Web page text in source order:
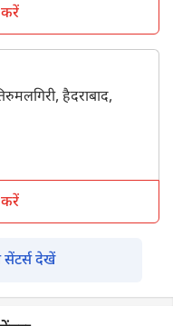
हैदराबाद,
सेंटर्स देखें